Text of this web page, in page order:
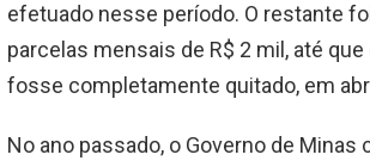
efetuado nesse período. O restante
parcelas mensais de R$ 2 mil, até
fosse completamente quitado, em
No ano passado, o Governo de Minas